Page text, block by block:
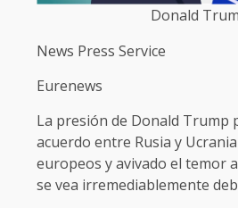
Donald
News Press Service
Eurenews
La presión de Donald Trump
acuerdo entre Rusia y
europeos y avivado el temor
se vea irremediablemente